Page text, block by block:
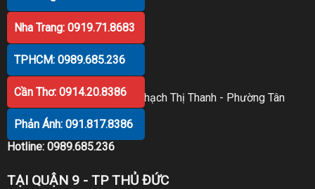
TẠI TP.HCM
TẠI QUẬN 1
Địa chỉ: Số 29/5C - Đường Thạch Thị Thanh - Phường Tân
Định - Quận 1 - TP.HCM
Hotline: 0989.685.236
TẠI QUẬN 9 - TP THỦ ĐỨC
Nha Trang: 0919.71.8683
TPHCM: 0989.685.236
Cần Thơ: 0914.20.8386
Phản Ánh: 091.817.8386